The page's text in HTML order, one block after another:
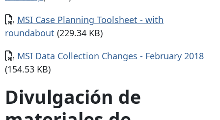
Documento
MSI Case Planning Toolsheet - with
roundabout (229.34 KB)
Documento
MSI Data Collection Changes - February 2018
(154.53 KB)
Divulgación de